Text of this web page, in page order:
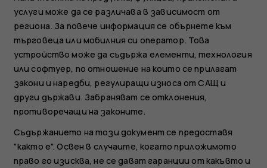
2.1
услуги може да се различава в зависимост от
региона. За повече информация се обърнете към
търговеца или мобилния си оператор. Това
устройство може да съдържа елементи, технология
или софтуер, по отношение на които се прилагат
закони и наредби, регулиращи износа от САЩ и
други държави. Забраняват се отклонения,
противоречащи на законите.
Съдържанието на този документ се предоставя
"както е". Освен в случаите, когато приложимото
право го изисква, не се дават гаранции от какъвто и